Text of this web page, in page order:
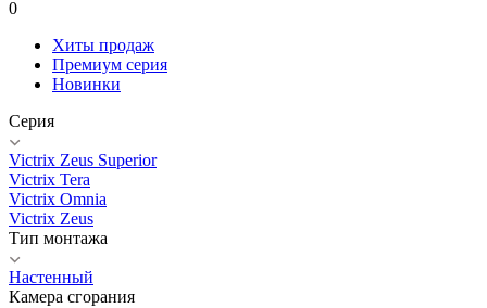
0
Хиты продаж
Премиум серия
Новинки
Серия
Victrix Zeus Superior
Victrix Tera
Victrix Omnia
Victrix Zeus
Тип монтажа
Настенный
Камера сгорания